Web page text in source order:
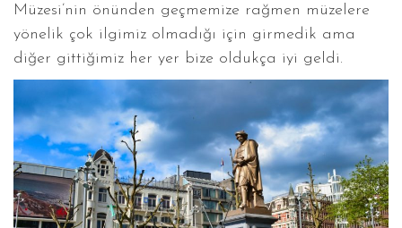
Müzesi’nin önünden geçmemize rağmen müzelere
yönelik çok ilgimiz olmadığı için girmedik ama
diğer gittiğimiz her yer bize oldukça iyi geldi.